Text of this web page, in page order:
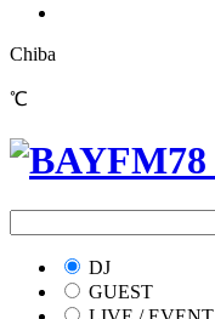
Chiba
℃
DJ
GUEST